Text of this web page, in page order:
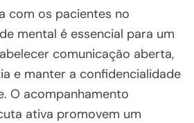
com os pacientes no
mental é essencial para um
comunicação aberta,
e manter a confidencialidade
O acompanhamento
ativa promovem um